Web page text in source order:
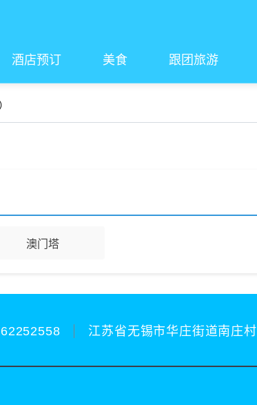
酒店预订 美食 跟团旅游
澳门塔
江苏省无锡市华庄街道南庄村